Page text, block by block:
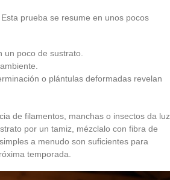
. Esta prueba se resume en unos pocos
poco de sustrato.
o plántulas deformadas revelan
de filamentos, manchas o insectos da luz
por un tamiz, mézclalo con fibra de
a menudo son suficientes para
temporada.